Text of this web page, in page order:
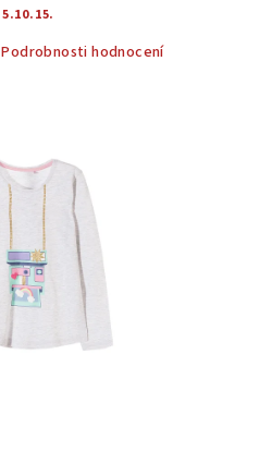
5.10.15.
Podrobnosti hodnocení